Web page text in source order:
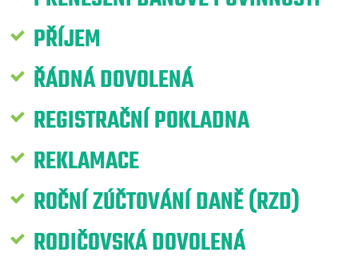
PŘÍJEM
ŘÁDNÁ DOVOLENÁ
REGISTRAČNÍ POKLADNA
REKLAMACE
ROČNÍ ZÚČTOVÁNÍ DANĚ (RZD)
RODIČOVSKÁ DOVOLENÁ